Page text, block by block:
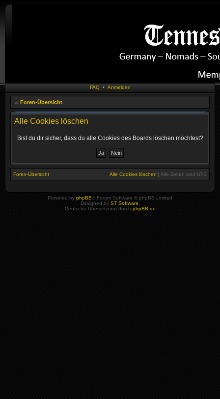
FAQ • Anmelden
Foren-Übersicht
Alle Cookies löschen
Bist du dir sicher, dass du alle Cookies des Boards löschen möchtest?
Foren-Übersicht Alle Cookies löschen | Alle Zeiten sind UTC
Powered by phpBB® Forum Software © phpBB Limited
Designed by ST Software
Deutsche Übersetzung durch phpBB.de